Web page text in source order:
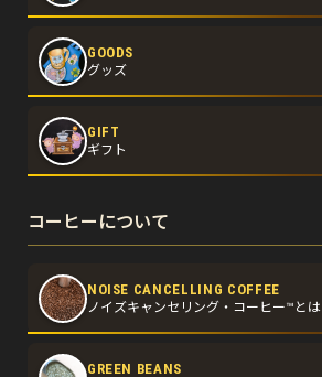
GOODS
グッズ
GIFT
ギフト
コーヒーについて
NOISE CANCELLING COFFEE
ノイズキャンセリング・コーヒー™とは
GREEN BEANS